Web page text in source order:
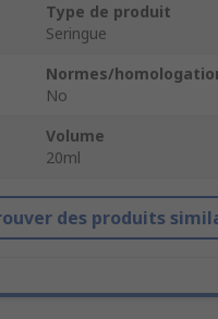
Type de produit
Seringue
Normes/
No
Volume
20ml
des produits